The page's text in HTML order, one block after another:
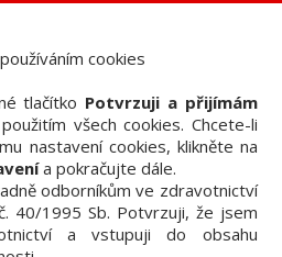
cookies
tlačítko Potvrzuji a přijímám
všech cookies. Chcete-li
nastavení cookies, klikněte na
a pokračujte dále.
odborníkům ve zdravotnictví
40/1995 Sb. Potvrzuji, že jsem
a vstupuji do obsahu